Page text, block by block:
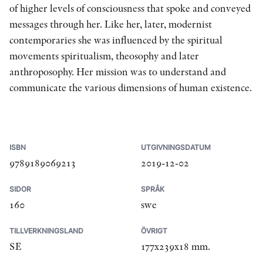
of higher levels of consciousness that spoke and conveyed
messages through her. Like her, later, modernist
contemporaries she was influenced by the spiritual
movements spiritualism, theosophy and later
anthroposophy. Her mission was to understand and
communicate the various dimensions of human existence.
ISBN
9789189069213
UTGIVNINGSDATUM
2019-12-02
SIDOR
160
SPRÅK
swe
TILLVERKNINGSLAND
SE
ÖVRIGT
177x239x18 mm.